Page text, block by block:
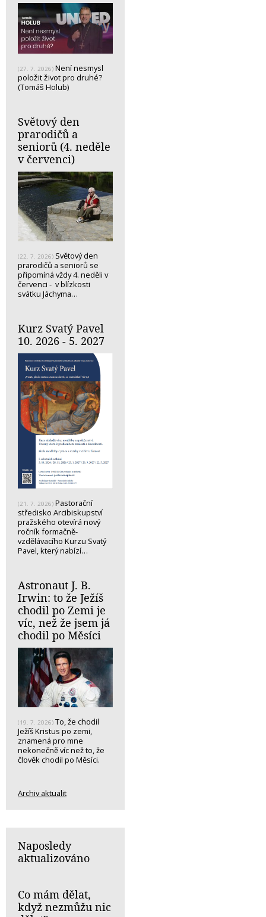
(27. 7. 2026) Není nesmysl
položit život pro druhé?
(Tomáš Holub)
Světový den
prarodičů a
seniorů (4. neděle
v červenci)
(22. 7. 2026) Světový den
prarodičů a seniorů se
připomíná vždy 4. neděli v
červenci - v blízkosti
svátku Jáchyma…
Kurz Svatý Pavel
10. 2026 - 5. 2027
(21. 7. 2026) Pastorační
středisko Arcibiskupství
pražského otevírá nový
ročník formačně-
vzdělávacího Kurzu Svatý
Pavel, který nabízí…
Astronaut J. B.
Irwin: to že Ježíš
chodil po Zemi je
víc, než že jsem já
chodil po Měsíci
(19. 7. 2026) To, že chodil
Ježíš Kristus po zemi,
znamená pro mne
nekonečně víc než to, že
člověk chodil po Měsíci.
Archiv aktualit
Naposledy
aktualizováno
Co mám dělat,
když nezmůžu nic